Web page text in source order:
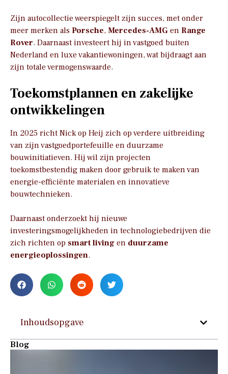
Zijn autocollectie weerspiegelt zijn succes, met onder
meer merken als Porsche, Mercedes-AMG en Range
Rover. Daarnaast investeert hij in vastgoed buiten
Nederland en luxe vakantiewoningen, wat bijdraagt aan
zijn totale vermogenswaarde.
Toekomstplannen en zakelijke
ontwikkelingen
In 2025 richt Nick op Heij zich op verdere uitbreiding
van zijn vastgoedportefeuille en duurzame
bouwinitiatieven. Hij wil zijn projecten
toekomstbestendig maken door gebruik te maken van
energie-efficiënte materialen en innovatieve
bouwtechnieken.
Daarnaast onderzoekt hij nieuwe
investeringsmogelijkheden in technologiebedrijven die
zich richten op smart living en duurzame
energieoplossingen.
Inhoudsopgave
Blog